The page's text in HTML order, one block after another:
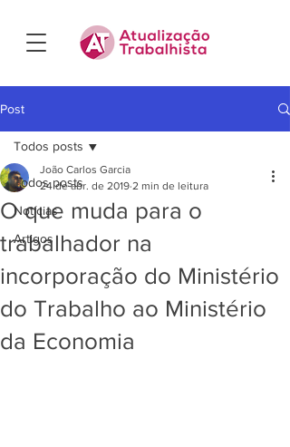
Post
Todos posts
Notícias
Artigos
Todos posts
O que muda para o
trabalhador na
incorporação do Ministério
do Trabalho ao Ministério
da Economia
João Carlos Garcia
24 de abr. de 2019 2 min de leitura